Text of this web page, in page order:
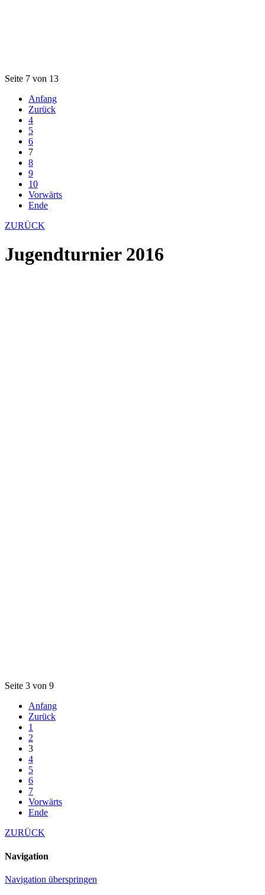
Seite 7 von 13
Anfang
Zurück
4
5
6
7
8
9
10
Vorwärts
Ende
ZURÜCK
Jugendturnier 2016
Seite 3 von 9
Anfang
Zurück
1
2
3
4
5
6
7
Vorwärts
Ende
ZURÜCK
Navigation
Navigation überspringen